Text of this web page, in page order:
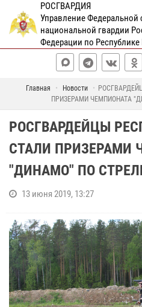
РОСГВАРДИЯ
Управление Федеральной
национальной гвардии
Федерации по
Главная Новости
ПРИЗЕРАМИ ЧЕМПИОНАТА
РОСГВАРДЕЙЦЫ
СТАЛИ ПРИЗЕРАМИ
"ДИНАМО" ПО
13 июня 2019, 13:27